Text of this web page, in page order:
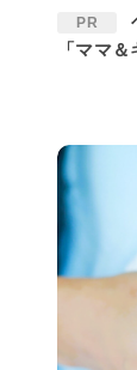
PR
ベビモAWARD1位！いま注目の〈赤ちゃん腸活〉に
「ママ